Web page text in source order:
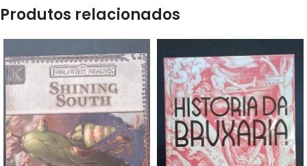
Produtos relacionados